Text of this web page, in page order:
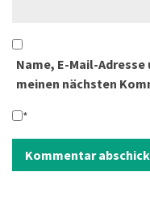
Name, E-Mail-
meinen nächsten
*